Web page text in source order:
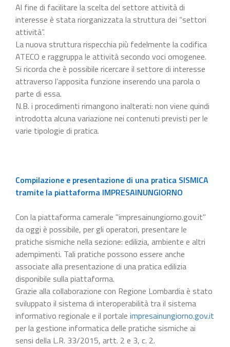
Al fine di facilitare la scelta del settore attività di
interesse è stata riorganizzata la struttura dei “settori
attività”.
La nuova struttura rispecchia più fedelmente la codifica
ATECO e raggruppa le attività secondo voci omogenee.
Si ricorda che è possibile ricercare il settore di interesse
attraverso l’apposita funzione inserendo una parola o
parte di essa.
N.B. i procedimenti rimangono inalterati: non viene quindi
introdotta alcuna variazione nei contenuti previsti per le
varie tipologie di pratica.
Compilazione e presentazione di una pratica SISMICA
tramite la piattaforma IMPRESAINUNGIORNO
Con la piattaforma camerale "impresainungiorno.gov.it"
da oggi è possibile, per gli operatori, presentare le
pratiche sismiche nella sezione: edilizia, ambiente e altri
adempimenti. Tali pratiche possono essere anche
associate alla presentazione di una pratica edilizia
disponibile sulla piattaforma.
Grazie alla collaborazione con Regione Lombardia è stato
sviluppato il sistema di interoperabilità tra il sistema
informativo regionale e il portale impresainungiorno.gov.it
per la gestione informatica delle pratiche sismiche ai
sensi della L.R. 33/2015, artt. 2 e 3, c. 2.